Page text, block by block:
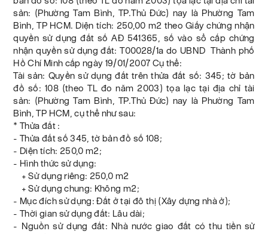
sản: (Phường Tam Bình, TP.Thủ Đức) nay là Phường Tam
Bình, TP HCM. Diện tích: 250,00 m2 theo Giấy chứng nhận
quyền sử dụng đất số AĐ 541365, số vào sổ cấp chứng
nhận quyền sử dụng đất: T00028/1a do UBND Thành phố
Hồ Chí Minh cấp ngày 19/01/2007 Cụ thể:
Tài sản: Quyền sử dụng đất trên thửa đất số: 345; tờ bản
đồ số: 108 (theo TL đo năm 2003) tọa lạc tại địa chỉ tài
sản: (Phường Tam Bình, TP.Thủ Đức) nay là Phường Tam
Bình, TP HCM, cụ thể như sau:
* Thửa đất :
- Thửa đất số 345, tờ bản đồ số 108;
- Diện tích: 250,0 m2;
- Hình thức sử dụng:
+ Sử dụng riêng: 250,0 m2
+ Sử dụng chung: Không m2;
- Mục đích sử dụng: Đất ở tại đô thị (Xây dựng nhà ở);
- Thời gian sử dụng đất: Lâu dài;
- Nguồn sử dụng đất: Nhà nước giao đất có thu tiền sử